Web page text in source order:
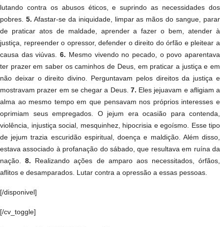
lutando contra os abusos éticos, e suprindo as necessidades dos
pobres. 5. Afastar-se da iniquidade, limpar as mãos do sangue, parar
de praticar atos de maldade, aprender a fazer o bem, atender à
justiça, repreender o opressor, defender o direito do órfão e pleitear a
causa das viúvas.6. Mesmo vivendo no pecado, o povo aparentava
ter prazer em saber os caminhos de Deus, em praticar a justiça e em
não deixar o direito divino. Perguntavam pelos direitos da justiça e
mostravam prazer em se chegar a Deus. 7. Eles jejuavam e afligiam a
alma ao mesmo tempo em que pensavam nos próprios interesses e
oprimiam seus empregados. O jejum era ocasião para contenda,
violência, injustiça social, mesquinhez, hipocrisia e egoísmo. Esse tipo
de jejum trazia escuridão espiritual, doença e maldição. Além disso,
estava associado à profanação do sábado, que resultava em ruína da
nação.8. Realizando ações de amparo aos necessitados, órfãos,
aflitos e desamparados. Lutar contra a opressão a essas pessoas.
[/disponivel]
[/cv_toggle]